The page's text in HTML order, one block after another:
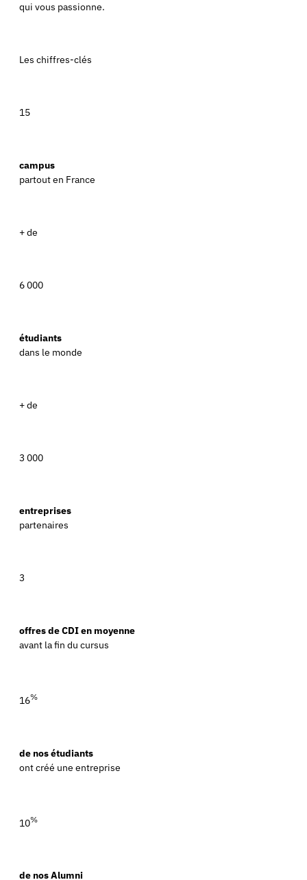
qui vous passionne.
Les chiffres-clés
15
campus
partout en France
+ de
6 000
étudiants
dans le monde
+ de
3 000
entreprises
partenaires
3
offres de CDI en moyenne
avant la fin du cursus
16%
de nos étudiants
ont créé une entreprise
10%
de nos Alumni